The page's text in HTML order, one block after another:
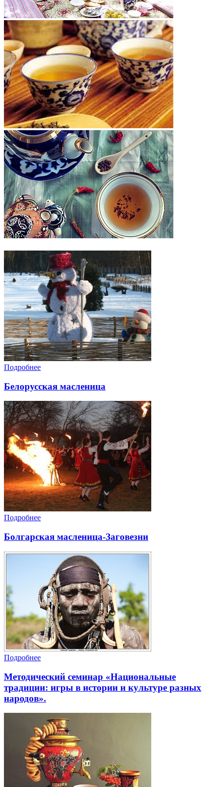
Подробнее
Белорусская масленица
Подробнее
Болгарская масленица-Заговезни
Подробнее
Методический семинар «Национальные
традиции: игры в истории и культуре разных
народов».